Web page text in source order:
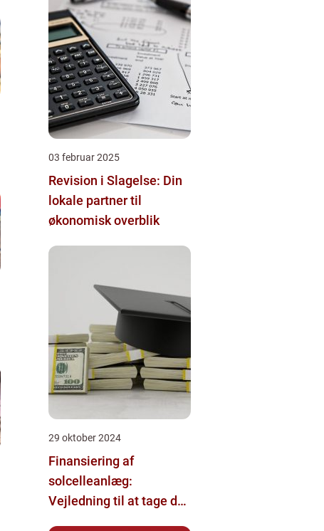
03 februar 2025
Revision i Slagelse: Din
lokale partner til
økonomisk overblik
29 oktober 2024
Finansiering af
solcelleanlæg:
Vejledning til at tage det